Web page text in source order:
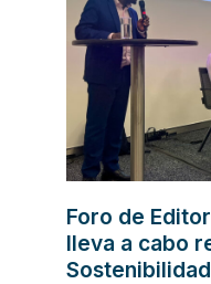
Foro de
lleva a cabo
Sostenibilidad